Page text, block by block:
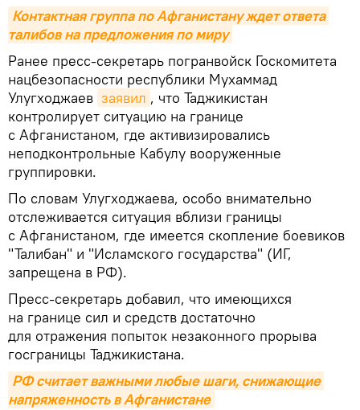
Контактная группа по Афганистану ждет ответа
талибов на предложения по миру
Ранее пресс-секретарь погранвойск Госкомитета
нацбезопасности республики Мухаммад
Улугходжаев заявил , что Таджикистан
контролирует ситуацию на границе
с Афганистаном, где активизировались
неподконтрольные Кабулу вооруженные
группировки.
По словам Улугходжаева, особо внимательно
отслеживается ситуация вблизи границы
с Афганистаном, где имеется скопление боевиков
"Талибан" и "Исламского государства" (ИГ,
запрещена в РФ).
Пресс-секретарь добавил, что имеющихся
на границе сил и средств достаточно
для отражения попыток незаконного прорыва
госграницы Таджикистана.
РФ считает важными любые шаги, снижающие
напряженность в Афганистане